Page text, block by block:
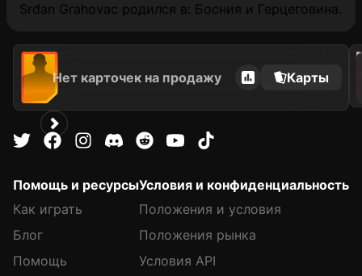
Srđan Grahovac родился в: Босния и Герцеговина.
Нет карточек на продажу Карты
2021
Помощь и ресурсы
Как играть
Блог
Помощь
Условия и конфиденциальность
Положения и условия
Положения рынка
Условия API